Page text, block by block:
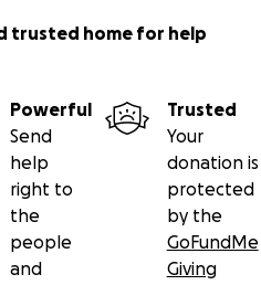
trusted home for help
Powerful
Send
help
right to
the
people
and
Trusted
Your
donation is
protected
by the
GoFundMe
Giving